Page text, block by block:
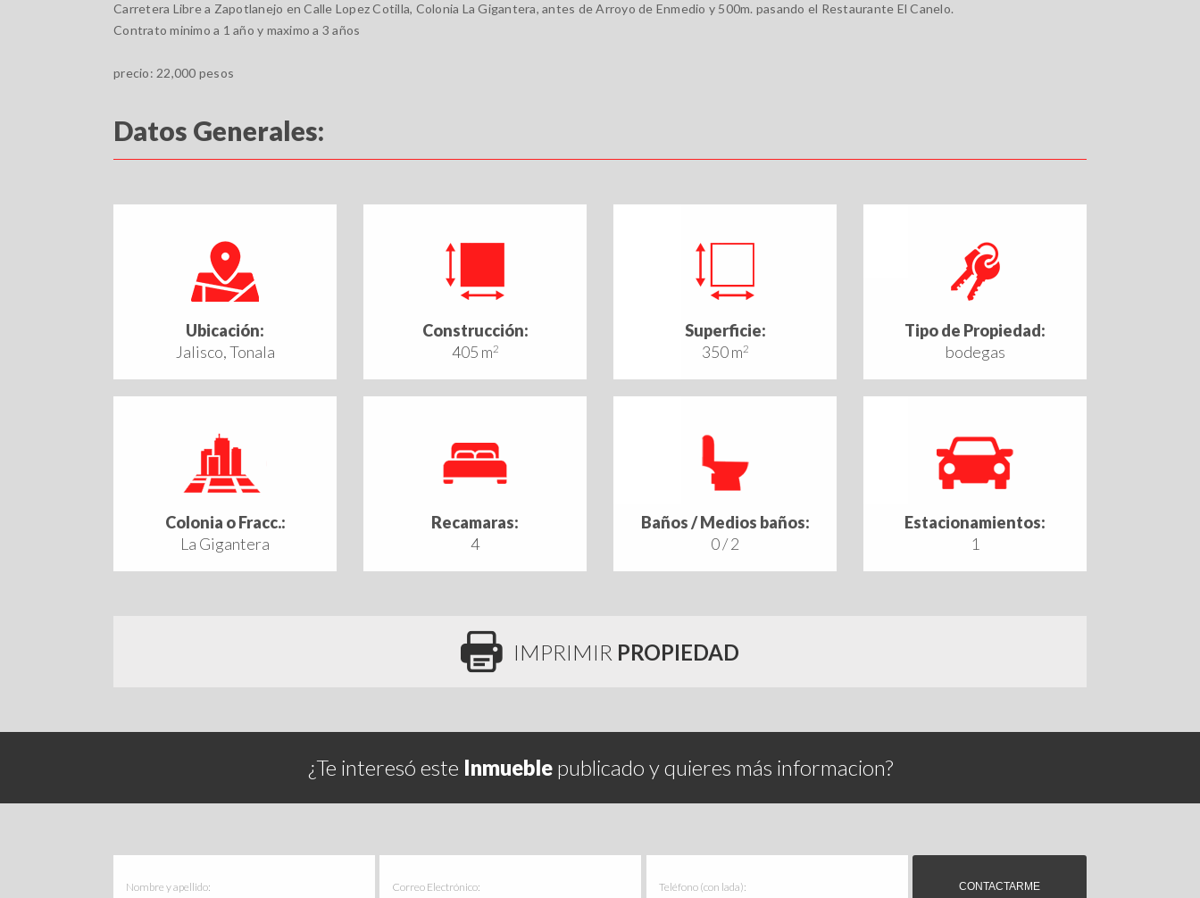
Carretera Libre a Zapotlanejo en Calle Lopez Cotilla, Colonia La Gigantera, antes de Arroyo de Enmedio y 500m. pasando el Restaurante El Canelo.
Contrato minimo a 1 año y maximo a 3 años
precio: 22,000 pesos
Datos Generales:
Ubicación:
Jalisco, Tonala
Construcción:
405 m2
Superficie:
350 m2
Tipo de Propiedad:
bodegas
Colonia o Fracc.:
La Gigantera
Recamaras:
4
Baños / Medios baños:
0 / 2
Estacionamientos:
1
IMPRIMIR PROPIEDAD
¿Te interesó este Inmueblepublicado y quieres más informacion?